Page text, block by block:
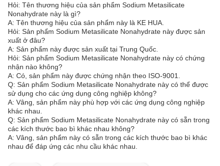
Hỏi: Tên thương hiệu của sản phẩm Sodium Metasilicate
Nonahydrate này là gì?
A: Tên thương hiệu của sản phẩm này là KE HUA.
Hỏi: Sản phẩm Sodium Metasilicate Nonahydrate này được sản
xuất ở đâu?
A: Sản phẩm này được sản xuất tại Trung Quốc.
Hỏi: Sản phẩm Sodium Metasilicate Nonahydrate này có chứng
nhận nào không?
A: Có, sản phẩm này được chứng nhận theo ISO-9001.
Q: Sản phẩm Sodium Metasilicate Nonahydrate này có thể được
sử dụng cho các ứng dụng công nghiệp không?
A: Vâng, sản phẩm này phù hợp với các ứng dụng công nghiệp
khác nhau.
Q: Sản phẩm Sodium Metasilicate Nonahydrate này có sẵn trong
các kích thước bao bì khác nhau không?
A: Vâng, sản phẩm này có sẵn trong các kích thước bao bì khác
nhau để đáp ứng các nhu cầu khác nhau.